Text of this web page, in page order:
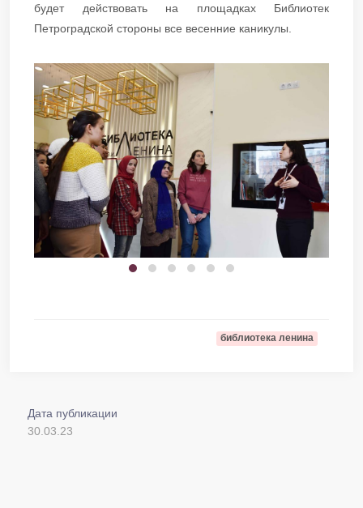
будет действовать на площадках Библиотек
Петроградской стороны все весенние каникулы.
библиотека ленина
Дата публикации
30.03.23